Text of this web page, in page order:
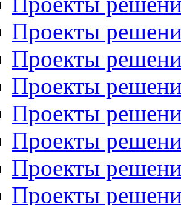
Проекты
Проекты
Проекты
Проекты
Проекты
Проекты
Проекты